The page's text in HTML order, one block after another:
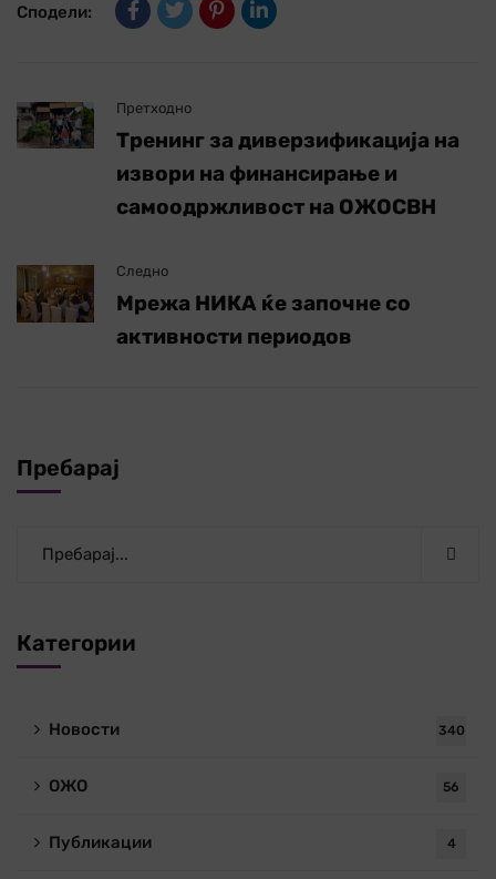
Сподели:
Претходно
Тренинг за диверзификација на
извори на финансирање и
самоодржливост на ОЖОСВН
Следно
Мрежа НИКА ќе започне со
активности периодов
Пребарај
Категории
Новости 340
ОЖО 56
Публикации 4